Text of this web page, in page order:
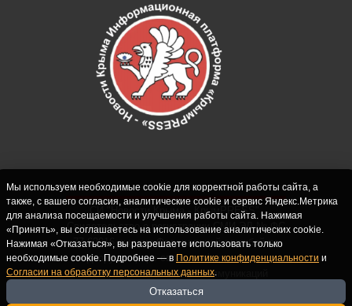
СИ "Новости Крыма - КрымPRESS".
Свидетельство о регистрации СМИ ЭЛ № ФС
77-62916 выдано Федеральной службой по
надзору в сфере связи, информационных
технологий и массовых коммуникаций
(Роскомнадзор) 10.09.2015. Учредитель и
Мы используем необходимые cookie для корректной работы сайта, а
также, с вашего согласия, аналитические cookie и сервис Яндекс.Метрика
для анализа посещаемости и улучшения работы сайта. Нажимая
«Принять», вы соглашаетесь на использование аналитических cookie.
Нажимая «Отказаться», вы разрешаете использовать только
необходимые cookie. Подробнее — в Политике конфиденциальности и
Согласии на обработку персональных данных.
Отказаться